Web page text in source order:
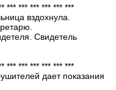
*** *** *** *** *** ***
вздохнула.
Свидетель
*** *** *** *** *** ***
дает показания